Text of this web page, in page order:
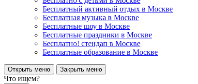
Бесплатный активный отдых в Москве
Бесплатная музыка в Москве
Бесплатные шоу в Москве
Бесплатные праздники в Москве
Бесплатно! стендап в Москве
Бесплатные образование в Москве
Открыть меню Закрыть меню
Что ищем?